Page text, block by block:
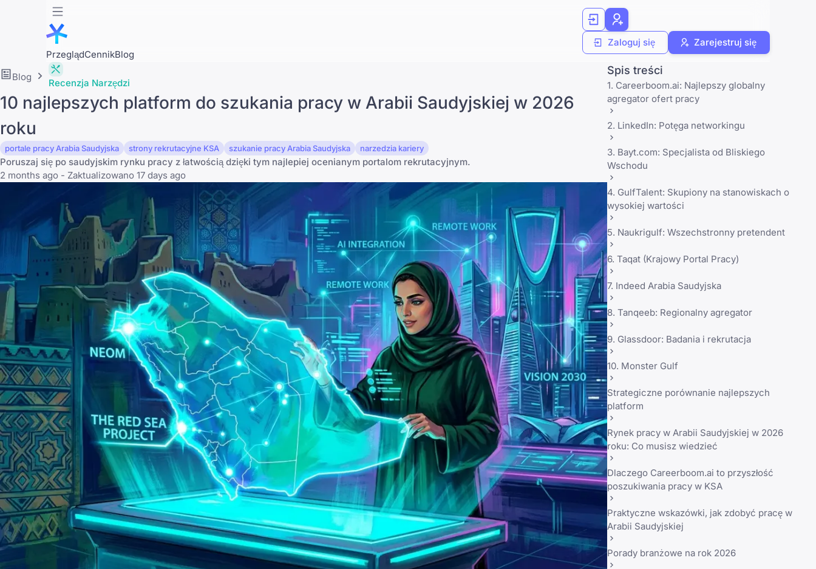
PrzeglądCennikBlog
Zaloguj się Zarejestruj się
Blog
Recenzja Narzędzi
10 najlepszych platform do szukania pracy w Arabii Saudyjskiej w 2026
roku
portale pracy Arabia Saudyjska strony rekrutacyjne KSA szukanie pracy Arabia Saudyjska narzedzia kariery
Poruszaj się po saudyjskim rynku pracy z łatwością dzięki tym najlepiej ocenianym portalom rekrutacyjnym.
2 months ago - Zaktualizowano 17 days ago
Spis treści
1. Careerboom.ai: Najlepszy globalny
agregator ofert pracy
2. LinkedIn: Potęga networkingu
3. Bayt.com: Specjalista od Bliskiego
Wschodu
4. GulfTalent: Skupiony na stanowiskach o
wysokiej wartości
5. Naukrigulf: Wszechstronny pretendent
6. Taqat (Krajowy Portal Pracy)
7. Indeed Arabia Saudyjska
8. Tanqeeb: Regionalny agregator
9. Glassdoor: Badania i rekrutacja
10. Monster Gulf
Strategiczne porównanie najlepszych
platform
Rynek pracy w Arabii Saudyjskiej w 2026
roku: Co musisz wiedzieć
Dlaczego Careerboom.ai to przyszłość
poszukiwania pracy w KSA
Praktyczne wskazówki, jak zdobyć pracę w
Arabii Saudyjskiej
Porady branżowe na rok 2026